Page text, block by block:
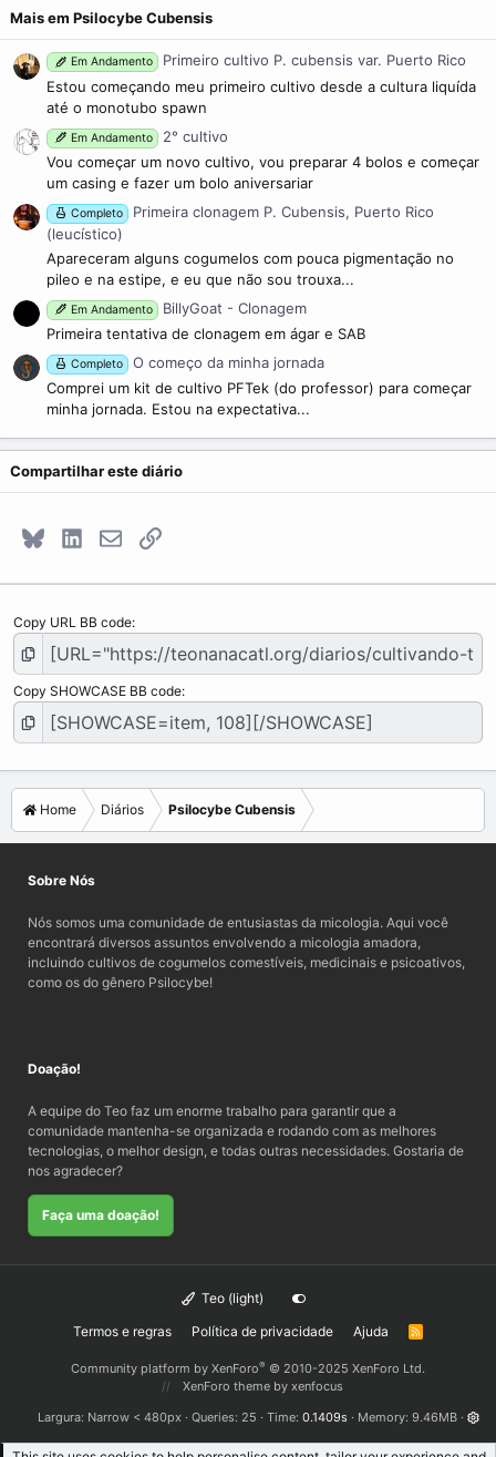
Mais em Psilocybe Cubensis
Em Andamento
Primeiro cultivo P. cubensis var. Puerto Rico
Estou começando meu primeiro cultivo desde a cultura liquída
até o monotubo spawn
Em Andamento
2° cultivo
Vou começar um novo cultivo, vou preparar 4 bolos e começar
um casing e fazer um bolo aniversariar
Completo
Primeira clonagem P. Cubensis, Puerto Rico
(leucístico)
Apareceram alguns cogumelos com pouca pigmentação no
pileo e na estipe, e eu que não sou trouxa...
Em Andamento
BillyGoat - Clonagem
Primeira tentativa de clonagem em ágar e SAB
Completo
O começo da minha jornada
Comprei um kit de cultivo PFTek (do professor) para começar
minha jornada. Estou na expectativa...
Compartilhar este diário
Bluesky LinkedInE-mailLink
Copy URL BB code
Copy SHOWCASE BB code
Home Diários Psilocybe Cubensis
Sobre Nós
Nós somos uma comunidade de entusiastas da micologia. Aqui você
encontrará diversos assuntos envolvendo a micologia amadora,
incluindo cultivos de cogumelos comestíveis, medicinais e psicoativos,
como os do gênero Psilocybe!
Doação!
A equipe do Teo faz um enorme trabalho para garantir que a
comunidade mantenha-se organizada e rodando com as melhores
tecnologias, o melhor design, e todas outras necessidades. Gostaria de
nos agradecer?
Faça uma doação!
Teo (light)
Termos e regras
Política de privacidade Ajuda
Community platform by XenForo® © 2010-2025 XenForo Ltd.
XenForo theme by xenfocus
Largura
Queries 25 Time 0.1409s Memory 9.46MB